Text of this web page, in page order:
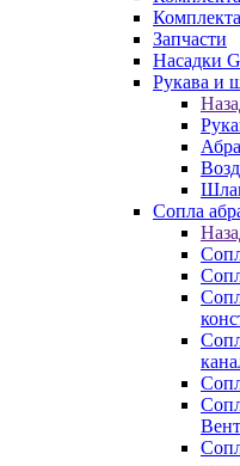
Запчасти
Насадки
Рукава и
Сопла